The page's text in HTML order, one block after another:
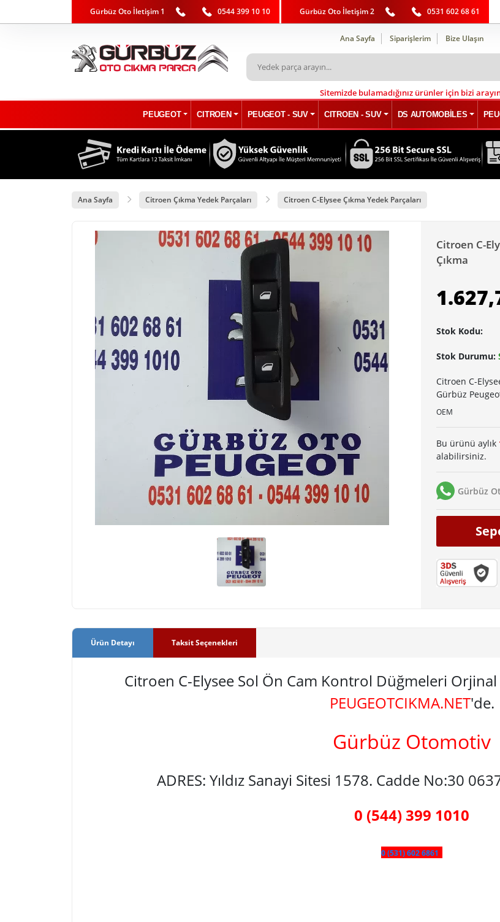
Gürbüz Oto İletişim 1 0544 399 10 10 Gürbüz Oto İletişim 2 0531 602 68 61
Ana Sayfa Siparişlerim Bize Ulaşın
Sitemizde bulamadığınız ürünler için bizi
PEUGEOT CITROEN PEUGEOT - SUV CITROEN - SUV DS AUTOMOBİLES
Ana Sayfa Citroen Çıkma Yedek Parçaları Citroen C-Elysee Çıkma Yedek Parçaları
Citroen C-
Çıkma
Stok Kodu:
Stok Durumu:
Citroen C-
Gürbüz
OEM
Bu ürünü aylık
alabilirsiniz.
Gürbüz
Ürün Detayı Taksit Seçenekleri
Citroen C-Elysee Sol Ön Cam Kontrol Düğmeleri Orjinal
PEUGEOTCIKMA.NET'de.
Gürbüz Otomotiv
ADRES: Yıldız Sanayi Sitesi 1578. Cadde No:30
0 (544) 399 1010
0 (531) 602 6861